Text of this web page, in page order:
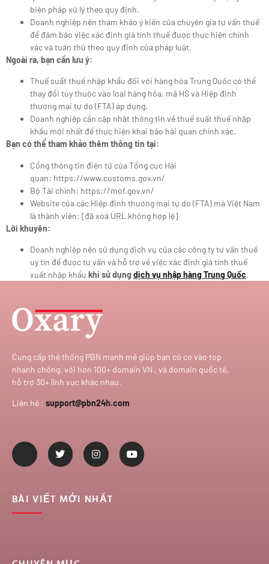
biện pháp xử lý theo quy định.
Doanh nghiệp nên tham khảo ý kiến của chuyên gia tư vấn thuế
để đảm bảo việc xác định giá tính thuế được thực hiện chính
xác và tuân thủ theo quy định của pháp luật.
Ngoài ra, bạn cần lưu ý:
Thuế suất thuế nhập khẩu đối với hàng hóa Trung Quốc có thể
thay đổi tùy thuộc vào loại hàng hóa, mã HS và Hiệp định
thương mại tự do (FTA) áp dụng.
Doanh nghiệp cần cập nhật thông tin về thuế suất thuế nhập
khẩu mới nhất để thực hiện khai báo hải quan chính xác.
Bạn có thể tham khảo thêm thông tin tại:
Cổng thông tin điện tử của Tổng cục Hải
quan: https://www.customs.gov.vn/
Bộ Tài chính: https://mof.gov.vn/
Website của các Hiệp định thương mại tự do (FTA) mà Việt Nam
là thành viên: [đã xoá URL không hợp lệ]
Lời khuyên:
Doanh nghiệp nên sử dụng dịch vụ của các công ty tư vấn thuế
uy tín để được tư vấn và hỗ trợ về việc xác định giá tính thuế
xuất nhập khẩu khi sử dụng dịch vụ nhập hàng Trung Quốc.
Cung cấp thệ thống PBN mạnh mẽ giúp bạn có cơ vào top
nhanh chống, với hơn 100+ domain VN , và domain quốc tế,
hỗ trợ 30+ lĩnh vực khác nhau.
Liên hệ : support@pbn24h.com
BÀI VIẾT MỚI NHẤT